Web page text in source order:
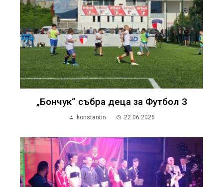
„Бончук“ събра деца за Футбол 3
konstantin 22.06.2026